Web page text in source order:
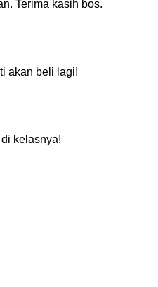
Terima kasih bos.
akan beli lagi!
kelasnya!